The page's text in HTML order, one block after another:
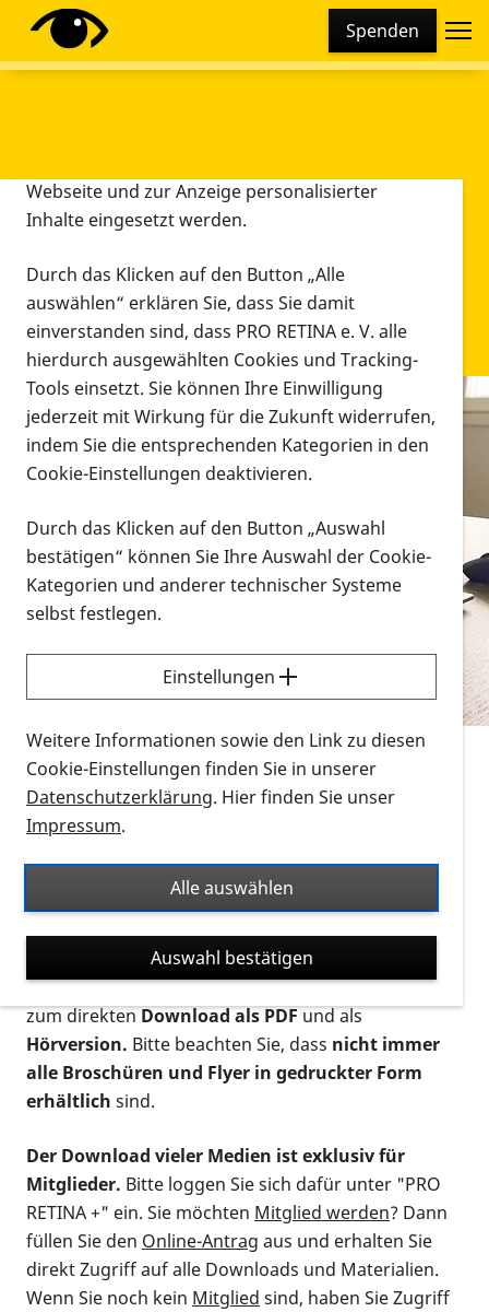
Spenden
Infomaterial
Infomaterial
Vorlesen
Alle Infomaterialien in verschiedenen
Formaten an einem Ort
Sie möchten wissen, wie Sie nach Infonmaterial
suchen und dieses bestellen bzw. herunterladen
können? Schauen Sie sich dieErklärvideos zum
Thema Infomaterial auf der PRO RETINA-Website
für blinde und sehbehinderte Menschen an.
Auf dieser Seite finden Sie sämtliches Infomaterial
Ort. Nutzen Sie den Formatfilter, um ausschließlich
nach Flyern und Broschüren, Audios oder Videos zu
suchen. Die meisten Flyer und Broschüren werden in
verschiedenen Formaten angeboten: zur
postalischen Bestellung als gedruckte Variante
zum direktenDownload als PDFund als
Hörversion. Bitte beachten Sie, dass nicht immer
alle Broschüren und Flyer in gedruckter Form
erhältlich sind.
Der Download vieler Medien ist exklusiv für
Mitglieder. Bitte loggen Sie sich dafür unter "PRO
RETINA +" ein. Sie möchten Mitglied werden? Dann
füllen Sie den Online-Antrag aus und erhalten Sie
direkt Zugriff auf alle Downloads und Materialien.
Wenn Sie noch kein Mitglied sind, haben Sie Zugriff
Diese Webseite setzt verschiedene Cookies und
Tracking-Tools ein. Dies beinhaltet Cookies und
Webseite und zur Anzeige personalisierter
Inhalte eingesetzt werden.
Durch das Klicken auf den Button „Alle
auswählen“ erklären Sie, dass Sie damit
einverstanden sind, dass PRO RETINA e. V. alle
hierdurch ausgewählten Cookies und Tracking-
Tools einsetzt. Sie können Ihre Einwilligung
jederzeit mit Wirkung für die Zukunft widerrufen,
indem Sie die entsprechenden Kategorien in den
Cookie-Einstellungen deaktivieren.
Durch das Klicken auf den Button „Auswahl
bestätigen“ können Sie Ihre Auswahl der Cookie-
Kategorien und anderer technischer Systeme
selbst festlegen.
Einstellungen
Weitere Informationen sowie den Link zu diesen
Cookie-Einstellungen finden Sie in unserer
Datenschutzerklärung. Hier finden Sie unser
Impressum.
Alle auswählen
Auswahl bestätigen